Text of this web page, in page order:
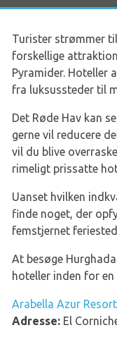
Turister strømmer
forskellige
Pyramider. Hoteller
fra luksussteder til
Det Røde Hav kan
gerne vil reducere
vil du blive
rimeligt prissatte
Uanset hvilken
finde noget, der
femstjernet
At besøge
hoteller inden for
Arabella Azur Resort
Adresse: El